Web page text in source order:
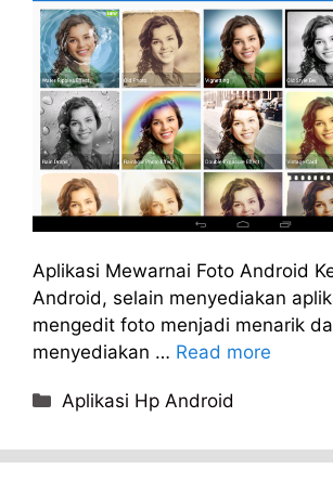
Aplikasi Mewarnai Foto Android
Android, selain menyediakan
mengedit foto menjadi menarik
menyediakan … Read more
Categories
Aplikasi Hp Android